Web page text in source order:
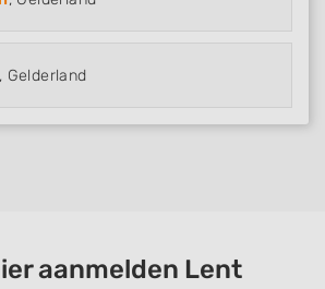
, Gelderland
aanmelden Lent